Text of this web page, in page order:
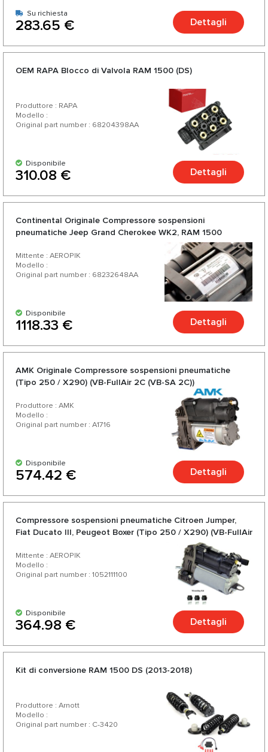
Su richiesta
283.65 € Dettagli
OEM RAPA Blocco di Valvola RAM 1500 (DS)
Produttore : RAPA
Modello :
Original part number : 68204398AA
Disponibile
310.08 € Dettagli
Continental Originale Compressore sospensioni
pneumatiche Jeep Grand Cherokee WK2, RAM 1500
Mittente : AEROPIK
Modello :
Original part number : 68232648AA
Disponibile
1118.33 € Dettagli
AMK Originale Compressore sospensioni pneumatiche
(Tipo 250 / X290) (VB-FullAir 2C (VB-SA 2C))
Produttore : AMK
Modello :
Original part number : A1716
Disponibile
574.42 € Dettagli
Compressore sospensioni pneumatiche Citroen Jumper,
Fiat Ducato III, Peugeot Boxer (Tipo 250 / X290) (VB-FullAir
Mittente : AEROPIK
Modello :
Original part number : 1052111100
Disponibile
364.98 € Dettagli
Kit di conversione RAM 1500 DS (2013-2018)
Produttore : Arnott
Modello :
Original part number : C-3420